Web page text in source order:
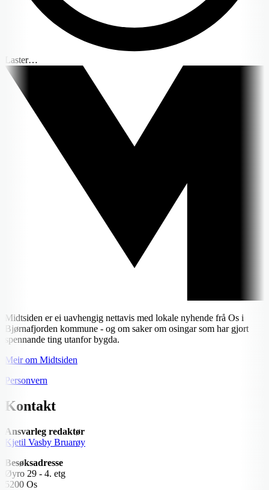
Laster…
Midtsiden er ei uavhengig nettavis med lokale nyhende frå Os i
Bjørnafjorden kommune - og om saker om osingar som har gjort
spennande ting utanfor bygda.
Meir om Midtsiden
Personvern
Kontakt
Ansvarleg redaktør
Kjetil Vasby Bruarøy
Besøksadresse
Øyro 29 - 4. etg
5200 Os